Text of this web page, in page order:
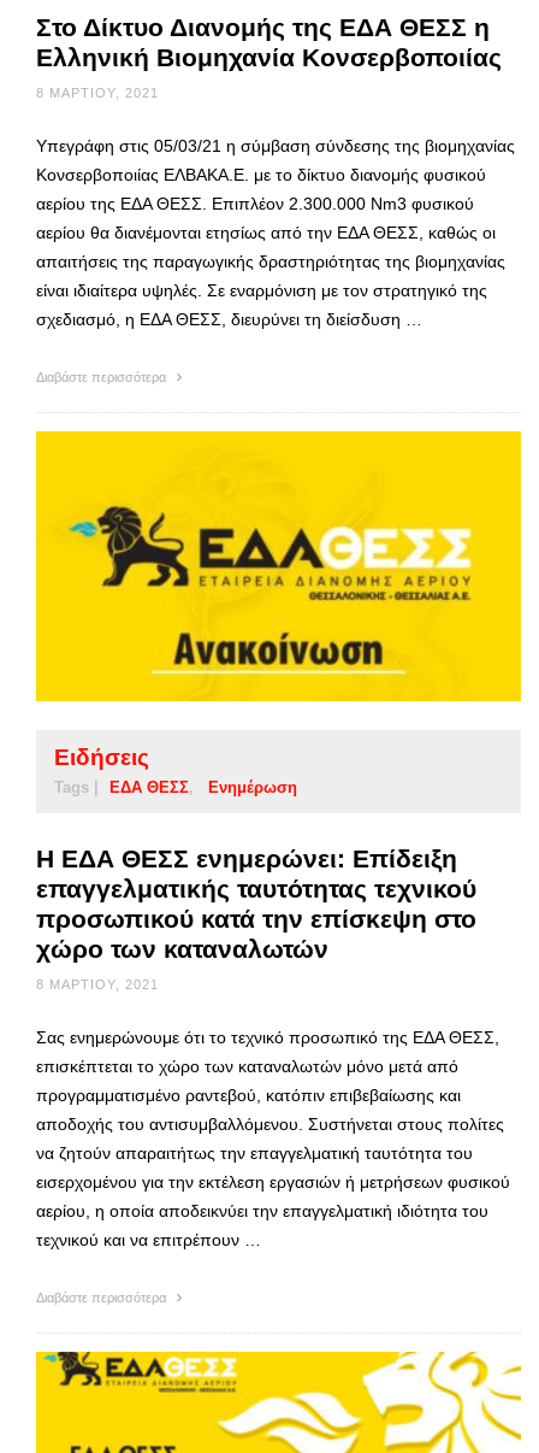
Στο Δίκτυο Διανομής της ΕΔΑ ΘΕΣΣ η
Ελληνική Βιομηχανία Κονσερβοποιίας
8 ΜΑΡΤΊΟΥ, 2021
Υπεγράφη στις 05/03/21 η σύμβαση σύνδεσης της βιομηχανίας
Κονσερβοποιίας ΕΛΒΑΚΑ.Ε. με το δίκτυο διανομής φυσικού
αερίου της ΕΔΑ ΘΕΣΣ. Επιπλέον 2.300.000 Νm3 φυσικού
αερίου θα διανέμονται ετησίως από την ΕΔΑ ΘΕΣΣ, καθώς οι
απαιτήσεις της παραγωγικής δραστηριότητας της βιομηχανίας
είναι ιδιαίτερα υψηλές. Σε εναρμόνιση με τον στρατηγικό της
σχεδιασμό, η ΕΔΑ ΘΕΣΣ, διευρύνει τη διείσδυση …
Διαβάστε περισσότερα
Ειδήσεις
Tags | ΕΔΑ ΘΕΣΣ Ενημέρωση
Η ΕΔΑ ΘΕΣΣ ενημερώνει: Επίδειξη
επαγγελματικής ταυτότητας τεχνικού
προσωπικού κατά την επίσκεψη στο
χώρο των καταναλωτών
8 ΜΑΡΤΊΟΥ, 2021
Σας ενημερώνουμε ότι το τεχνικό προσωπικό της ΕΔΑ ΘΕΣΣ,
επισκέπτεται το χώρο των καταναλωτών μόνο μετά από
προγραμματισμένο ραντεβού, κατόπιν επιβεβαίωσης και
αποδοχής του αντισυμβαλλόμενου. Συστήνεται στους πολίτες
να ζητούν απαραιτήτως την επαγγελματική ταυτότητα του
εισερχομένου για την εκτέλεση εργασιών ή μετρήσεων φυσικού
αερίου, η οποία αποδεικνύει την επαγγελματική ιδιότητα του
τεχνικού και να επιτρέπουν …
Διαβάστε περισσότερα